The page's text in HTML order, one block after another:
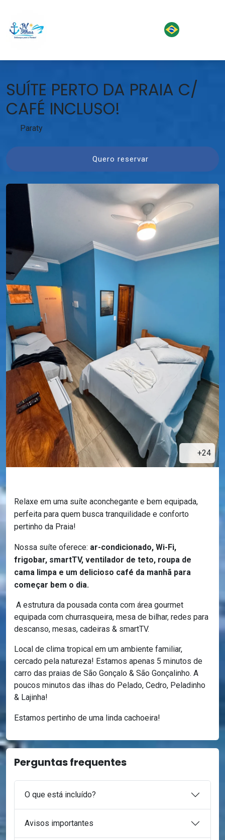
SUÍTE PERTO DA PRAIA C/
CAFÉ INCLUSO!
Paraty
Quero reservar
+24
Relaxe em uma suíte aconchegante e bem equipada,
perfeita para quem busca tranquilidade e conforto
pertinho da Praia!
Nossa suíte oferece: ar-condicionado, Wi-Fi,
frigobar, smartTV, ventilador de teto, roupa de
cama limpa e um delicioso café da manhã para
começar bem o dia.
A estrutura da pousada conta com área gourmet
equipada com churrasqueira, mesa de bilhar, redes para
descanso, mesas, cadeiras & smartTV.
Local de clima tropical em um ambiente familiar,
cercado pela natureza! Estamos apenas 5 minutos de
carro das praias de São Gonçalo & São Gonçalinho. A
poucos minutos das ilhas do Pelado, Cedro, Peladinho
& Lajinha!
Estamos pertinho de uma linda cachoeira!
Perguntas frequentes
O que está incluído?
Avisos importantes